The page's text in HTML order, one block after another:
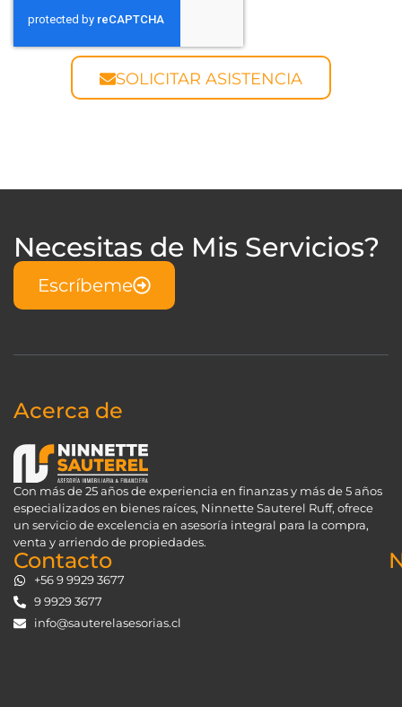
SOLICITAR ASISTENCIA
Necesitas de Mis Servicios?
Escríbeme
Acerca de
Con más de 25 años de experiencia en finanzas y más de 5 años
especializados en bienes raíces, Ninnette Sauterel Ruff, ofrece
un servicio de excelencia en asesoría integral para la compra,
venta y arriendo de propiedades.
Contacto
+56 9 9929 3677
9 9929 3677
info@sauterelasesorias.cl